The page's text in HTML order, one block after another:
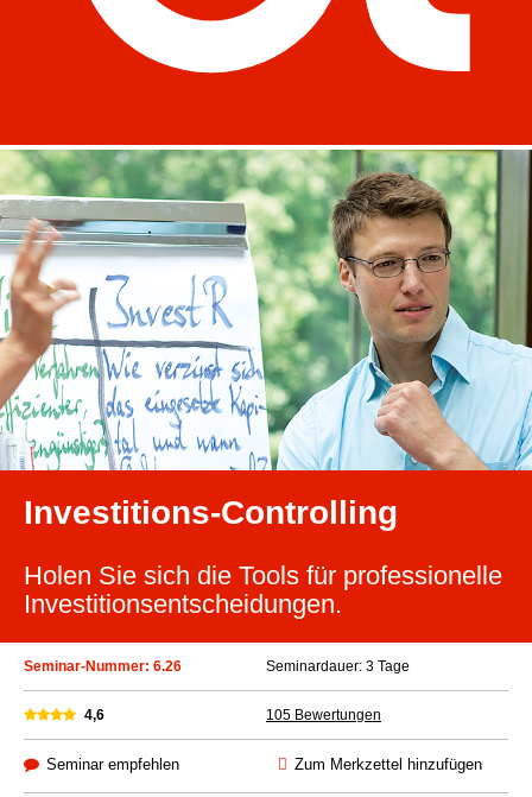
Investitions-Controlling
Holen Sie sich die Tools für professionelle
Investitionsentscheidungen.
Seminar-Nummer: 6.26 Seminardauer: 3 Tage
4,6 105 Bewertungen
Seminar empfehlen Zum Merkzettel hinzufügen